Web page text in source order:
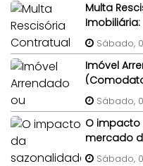
Multa
Imobiliária:
percentual
de quebra
compra e
Sábado,
Imóvel
para
Sábado,
O
mercado
imóveis:
Sábado,